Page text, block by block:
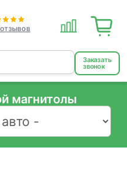
Заказать
звонок
магнитолы